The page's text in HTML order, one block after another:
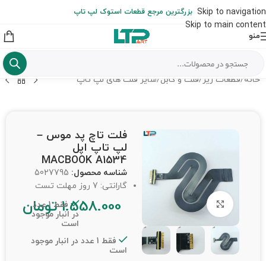
Skip to navigation
Skip to main content
از شهرستان به عهده مشتری است)
بزرگترین مرجع قطعات استوک لپ تاپ
منو
خانه /قطعات ریز /فلت و کابل /سایر فلت های لپ تاپ
برای بزرگنمایی کلیک کنید
فلت تاچ پد موس –
لپ تاپ اپل
MACBOOK A1534
شناسه محصول: 5027795
گارانتی: 7 روز مهلت تست
1.558.000 تومان
فقط 1 عدد
در انبار موجود
است
فقط 1 عدد در انبار موجود
است